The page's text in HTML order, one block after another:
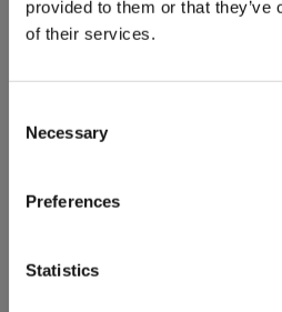
provided to them or that
of their services.
Selection
Necessary
Preferences
Statistics